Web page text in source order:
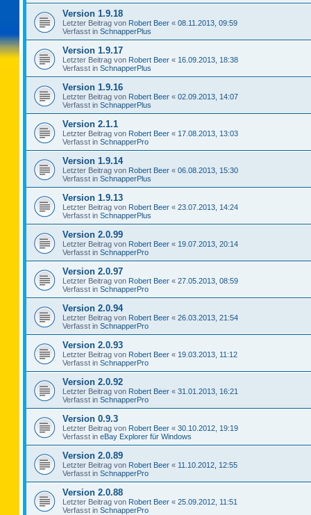
Version 1.9.18
Letzter Beitrag von Robert Beer « 08.11.2013, 09:59
Verfasst in SchnapperPlus
Version 1.9.17
Letzter Beitrag von Robert Beer « 16.09.2013, 18:38
Verfasst in SchnapperPlus
Version 1.9.16
Letzter Beitrag von Robert Beer « 02.09.2013, 14:07
Verfasst in SchnapperPlus
Version 2.1.1
Letzter Beitrag von Robert Beer « 17.08.2013, 13:03
Verfasst in SchnapperPro
Version 1.9.14
Letzter Beitrag von Robert Beer « 06.08.2013, 15:30
Verfasst in SchnapperPlus
Version 1.9.13
Letzter Beitrag von Robert Beer « 23.07.2013, 14:24
Verfasst in SchnapperPlus
Version 2.0.99
Letzter Beitrag von Robert Beer « 19.07.2013, 20:14
Verfasst in SchnapperPro
Version 2.0.97
Letzter Beitrag von Robert Beer « 27.05.2013, 08:59
Verfasst in SchnapperPro
Version 2.0.94
Letzter Beitrag von Robert Beer « 26.03.2013, 21:54
Verfasst in SchnapperPro
Version 2.0.93
Letzter Beitrag von Robert Beer « 19.03.2013, 11:12
Verfasst in SchnapperPro
Version 2.0.92
Letzter Beitrag von Robert Beer « 31.01.2013, 16:21
Verfasst in SchnapperPro
Version 0.9.3
Letzter Beitrag von Robert Beer « 30.10.2012, 19:19
Verfasst in eBay Explorer für Windows
Version 2.0.89
Letzter Beitrag von Robert Beer « 11.10.2012, 12:55
Verfasst in SchnapperPro
Version 2.0.88
Letzter Beitrag von Robert Beer « 25.09.2012, 11:51
Verfasst in SchnapperPro